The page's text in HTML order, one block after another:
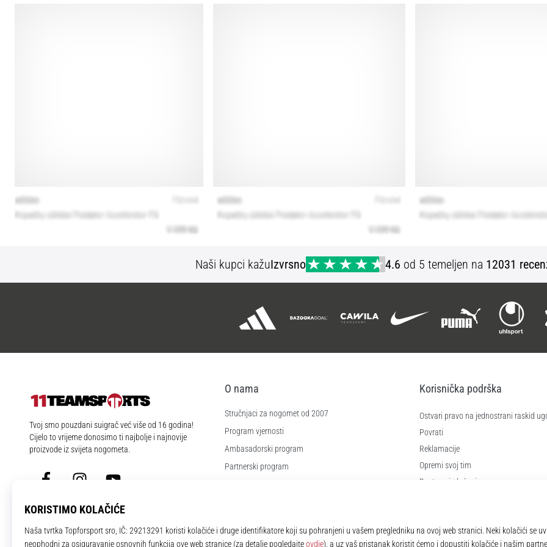
Naši kupci kažuIzvrsno 4.6 od 5 temeljen na 12031
11teamsports.hr
Tvoj smo pouzdani suigrač već više od 16 godina!
Cijelo to vrijeme donosimo ti najbolje i najnovije
proizvode iz svijeta nogometa.
FacebookInstagramYouTube
O nama
Stručnjaci za nogomet od 2007
Program vjernosti
Ambasadorski program
Partnerski program
Korisnička podrška
Ostvari pravo na jednostrani raskid
Povrati
Reklamacije
Opremi svoj tim
Dostava i plaćanje
Najčešća pitanja